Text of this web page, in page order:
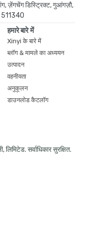
ज़ेंगचेंग डिस्ट्रिक्ट, गुआंगज़ौ,
511340
हमारे बारे में
Xinyi के बारे में
ब्लॉग & मामले का अध्ययन
उत्पादन
वहनीयता
अनुकूलन
डाउनलोड कैटलॉग
सर्वाधिकार सुरक्षित.